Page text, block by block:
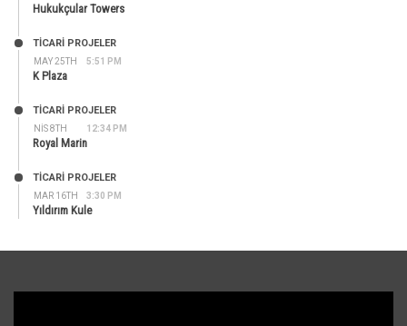
Hukukçular Towers
MAY 25TH 5:51 PM
TİCARİ PROJELER
K Plaza
NIS 8TH 12:34 PM
TİCARİ PROJELER
Royal Marin
MAR 16TH 3:30 PM
TİCARİ PROJELER
Yıldırım Kule